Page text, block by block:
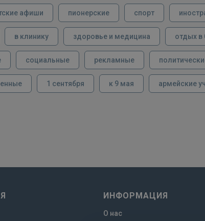
афиши пионерские спорт
в клинику здоровье и медицина отдых в
социальные рекламные
1 сентября к 9 мая армейские
ИНФОРМАЦИЯ
О нас